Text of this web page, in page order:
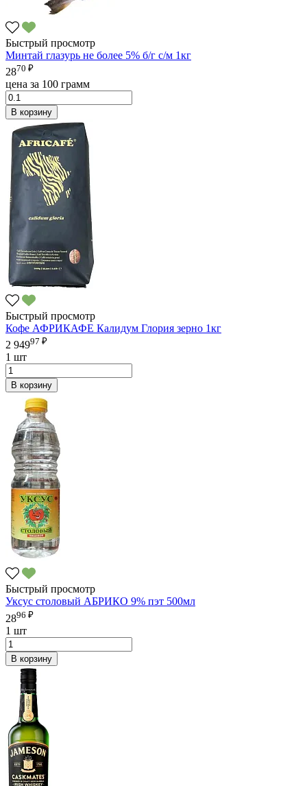
Быстрый просмотр
Минтай глазурь не более 5% б/г с/м 1кг
2870 ₽
цена за 100 грамм
В корзину
Быстрый просмотр
Кофе АФРИКАФЕ Калидум Глория зерно 1кг
2 94997 ₽
1 шт
В корзину
Быстрый просмотр
Уксус столовый АБРИКО 9% пэт 500мл
2896 ₽
1 шт
В корзину